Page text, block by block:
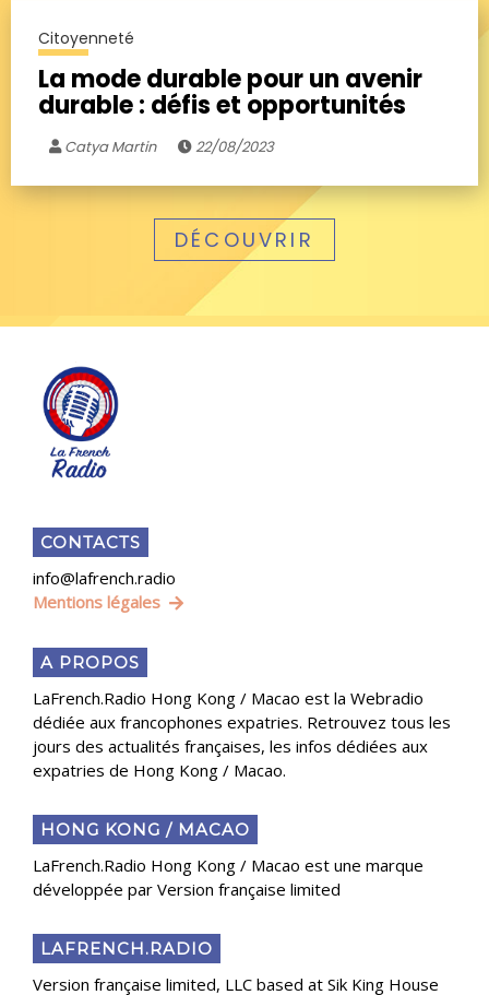
Citoyenneté
La mode durable pour un avenir
durable : défis et opportunités
Catya Martin 22/08/2023
DÉCOUVRIR
CONTACTS
info@lafrench.radio
Mentions légales
A PROPOS
LaFrench.Radio Hong Kong / Macao est la Webradio
dédiée aux francophones expatries. Retrouvez tous les
jours des actualités françaises, les infos dédiées aux
expatries de Hong Kong / Macao.
HONG KONG / MACAO
LaFrench.Radio Hong Kong / Macao est une marque
développée par Version française limited
LAFRENCH.RADIO
Version française limited, LLC based at Sik King House